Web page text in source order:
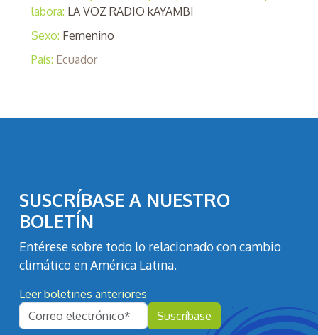
labora: LA VOZ RADIO kAYAMBI
Sexo: Femenino
País: Ecuador
SUSCRÍBASE A NUESTRO
BOLETÍN
Entérese sobre todo lo relacionado con cambio
climático en América Latina.
Leer boletines anteriores